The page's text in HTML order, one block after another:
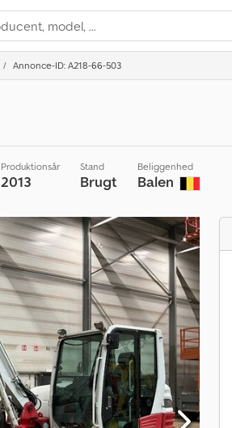
Annonce-ID: A218-66-503
Produktionsår
2013
Stand
Brugt
Beliggenhed
Balen